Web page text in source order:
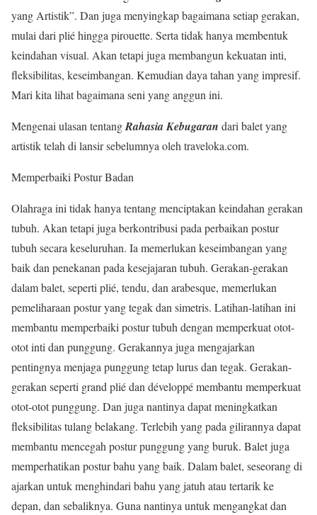
yang Artistik”. Dan juga menyingkap bagaimana setiap gerakan,
mulai dari plié hingga pirouette. Serta tidak hanya membentuk
keindahan visual. Akan tetapi juga membangun kekuatan inti,
fleksibilitas, keseimbangan. Kemudian daya tahan yang impresif.
Mari kita lihat bagaimana seni yang anggun ini.
Mengenai ulasan tentangRahasia Kebugaran dari balet yang
artistik telah di lansir sebelumnya oleh traveloka.com.
Memperbaiki Postur Badan
Olahraga ini tidak hanya tentang menciptakan keindahan gerakan
tubuh. Akan tetapi juga berkontribusi pada perbaikan postur
tubuh secara keseluruhan. Ia memerlukan keseimbangan yang
baik dan penekanan pada kesejajaran tubuh. Gerakan-gerakan
dalam balet, seperti plié, tendu, dan arabesque, memerlukan
pemeliharaan postur yang tegak dan simetris. Latihan-latihan ini
membantu memperbaiki postur tubuh dengan memperkuat otot-
otot inti dan punggung. Gerakannya juga mengajarkan
pentingnya menjaga punggung tetap lurus dan tegak. Gerakan-
gerakan seperti grand plié dan développé membantu memperkuat
otot-otot punggung. Dan juga nantinya dapat meningkatkan
fleksibilitas tulang belakang. Terlebih yang pada gilirannya dapat
membantu mencegah postur punggung yang buruk. Balet juga
memperhatikan postur bahu yang baik. Dalam balet, seseorang di
ajarkan untuk menghindari bahu yang jatuh atau tertarik ke
depan, dan sebaliknya. Guna nantinya untuk mengangkat dan